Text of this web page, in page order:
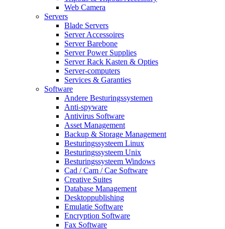
Web Camera
Servers
Blade Servers
Server Accessoires
Server Barebone
Server Power Supplies
Server Rack Kasten & Opties
Server-computers
Services & Garanties
Software
Andere Besturingssystemen
Anti-spyware
Antivirus Software
Asset Management
Backup & Storage Management
Besturingssysteem Linux
Besturingssysteem Unix
Besturingssysteem Windows
Cad / Cam / Cae Software
Creative Suites
Database Management
Desktoppublishing
Emulatie Software
Encryption Software
Fax Software